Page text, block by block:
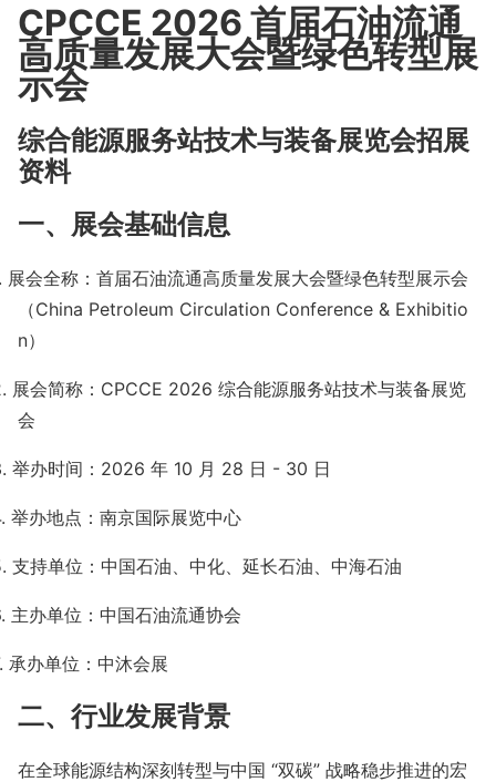
CPCCE 2026 首届石油流通
高质量发展大会暨绿色转型展
示会
综合能源服务站技术与装备展览会招展
资料
一、展会基础信息
展会全称：首届石油流通高质量发展大会暨绿色转型展示会
（China Petroleum Circulation Conference & Exhibitio
n）
展会简称： CPCCE 2026 综合能源服务站技术与装备展览
会
举办时间： 2026 年 10 月 28 日 - 30 日
举办地点：南京国际展览中心
支持单位：中国石油、中化、延长石油、中海石油
主办单位：中国石油流通协会
承办单位：中沐会展
二、行业发展背景
在全球能源结构深刻转型与中国 “双碳” 战略稳步推进的宏